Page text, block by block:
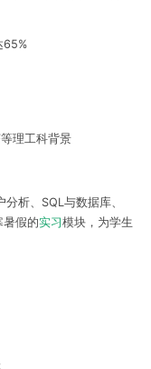
65%
理工科背景
析、SQL与数据库、
假的实习模块，为学生